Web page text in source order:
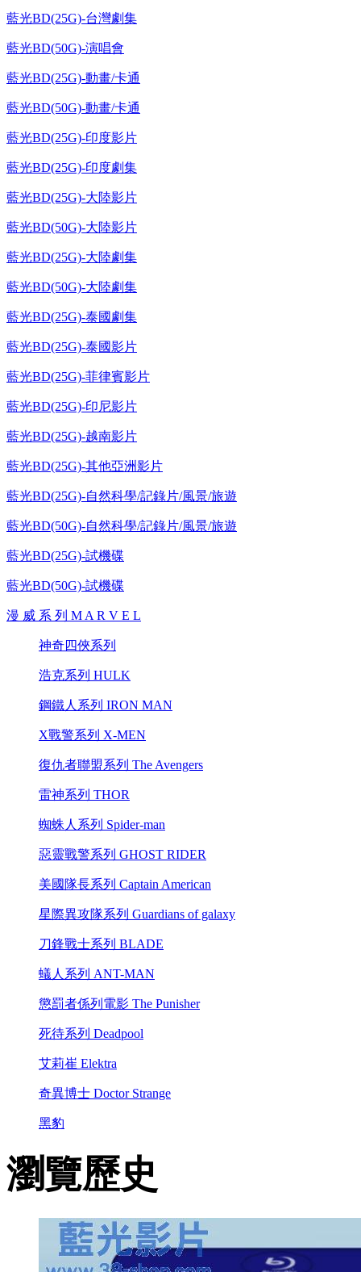
藍光BD(25G)-台灣劇集
藍光BD(50G)-演唱會
藍光BD(25G)-動畫/卡通
藍光BD(50G)-動畫/卡通
藍光BD(25G)-印度影片
藍光BD(25G)-印度劇集
藍光BD(25G)-大陸影片
藍光BD(50G)-大陸影片
藍光BD(25G)-大陸劇集
藍光BD(50G)-大陸劇集
藍光BD(25G)-泰國劇集
藍光BD(25G)-泰國影片
藍光BD(25G)-菲律賓影片
藍光BD(25G)-印尼影片
藍光BD(25G)-越南影片
藍光BD(25G)-其他亞洲影片
藍光BD(25G)-自然科學/記錄片/風景/旅遊
藍光BD(50G)-自然科學/記錄片/風景/旅遊
藍光BD(25G)-試機碟
藍光BD(50G)-試機碟
漫 威 系 列 M A R V E L
神奇四俠系列
浩克系列 HULK
鋼鐵人系列 IRON MAN
X戰警系列 X-MEN
復仇者聯盟系列 The Avengers
雷神系列 THOR
蜘蛛人系列 Spider-man
惡靈戰警系列 GHOST RIDER
美國隊長系列 Captain American
星際異攻隊系列 Guardians of galaxy
刀鋒戰士系列 BLADE
蟻人系列 ANT-MAN
懲罰者係列電影 The Punisher
死待系列 Deadpool
艾莉崔 Elektra
奇異博士 Doctor Strange
黑豹
瀏覽歷史